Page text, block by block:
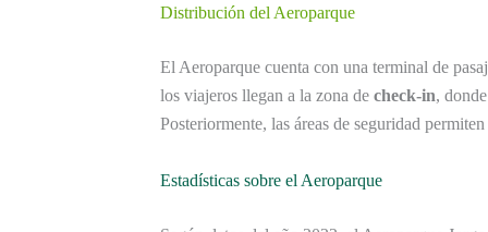
Distribución del Aeroparque
El Aeroparque cuenta con una terminal de
los viajeros llegan a la zona de check-in,
Posteriormente, las áreas de seguridad
Estadísticas sobre el Aeroparque